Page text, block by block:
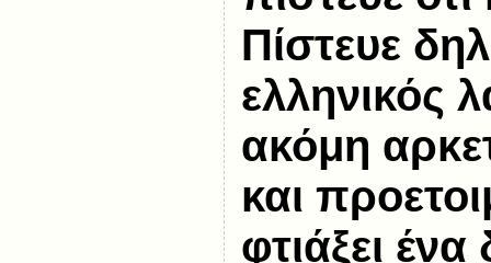
Πίστευε
ελληνικός
ακόμη
και
φτιάξει